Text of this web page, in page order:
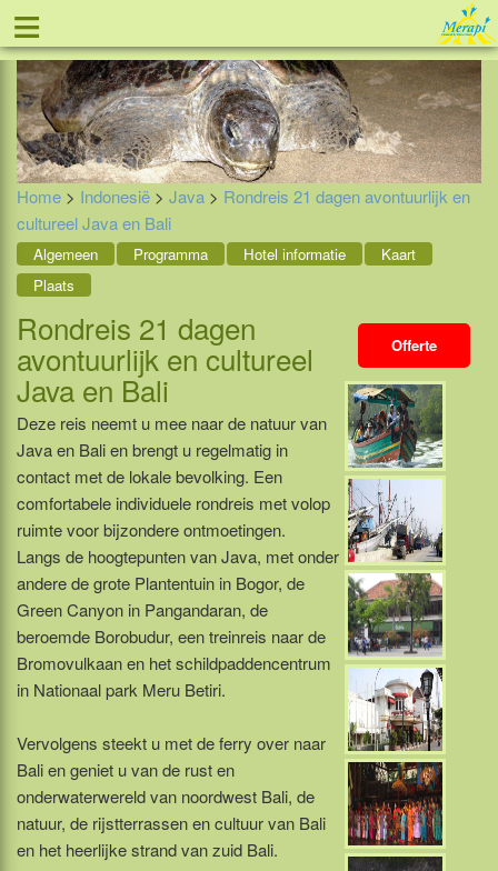
≡ Tel: 088 - 81 11 999
Home > Indonesië > Java > Rondreis 21 dagen avontuurlijk en
cultureel Java en Bali
Algemeen Programma Hotel informatie
Kaart
Plaats
Offerte
Rondreis 21 dagen
avontuurlijk en cultureel
Java en Bali
Deze reis neemt u mee naar de natuur van
Java en Bali en brengt u regelmatig in
contact met de lokale bevolking. Een
comfortabele individuele rondreis met volop
ruimte voor bijzondere ontmoetingen.
Langs de hoogtepunten van Java, met onder
andere de grote Plantentuin in Bogor, de
Green Canyon in Pangandaran, de
beroemde Borobudur, een treinreis naar de
Bromovulkaan en het schildpaddencentrum
in Nationaal park Meru Betiri.
Vervolgens steekt u met de ferry over naar
Bali en geniet u van de rust en
onderwaterwereld van noordwest Bali, de
natuur, de rijstterrassen en cultuur van Bali
en het heerlijke strand van zuid Bali.